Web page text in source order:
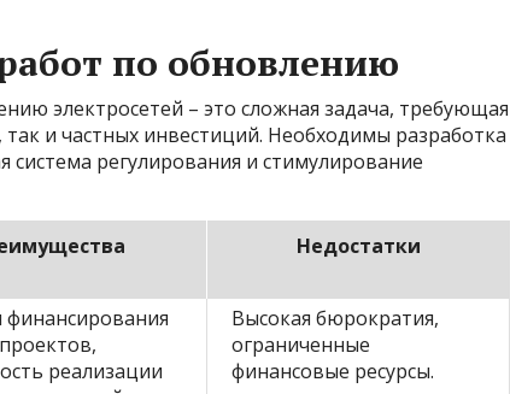
по обновлению
электросетей – это сложная задача, требующая
так и частных инвестиций. Необходимы разработка
система регулирования и стимулирование
Недостатки
финансирования
реализации
Высокая бюрократия,
ограниченные
финансовые ресурсы.